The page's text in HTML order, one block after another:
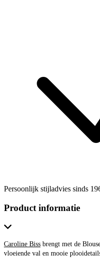
Persoonlijk stijladvies sinds
Product informatie
Caroline Biss brengt met de
vloeiende val en mooie